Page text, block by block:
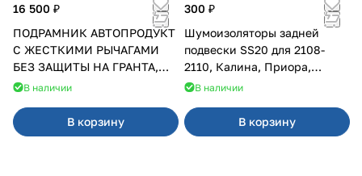
16 500 ₽
ПОДРАМНИК АВТОПРОДУКТ
С ЖЕСТКИМИ РЫЧАГАМИ
БЕЗ ЗАЩИТЫ НА ГРАНТА,
КАЛИНА, КАЛИНА 2 ПОСЛЕ
В наличии
В корзину
300 ₽
Шумоизоляторы задней
подвески SS20 для 2108-
2110, Калина, Приора,
Гранта
В наличии
В корзину